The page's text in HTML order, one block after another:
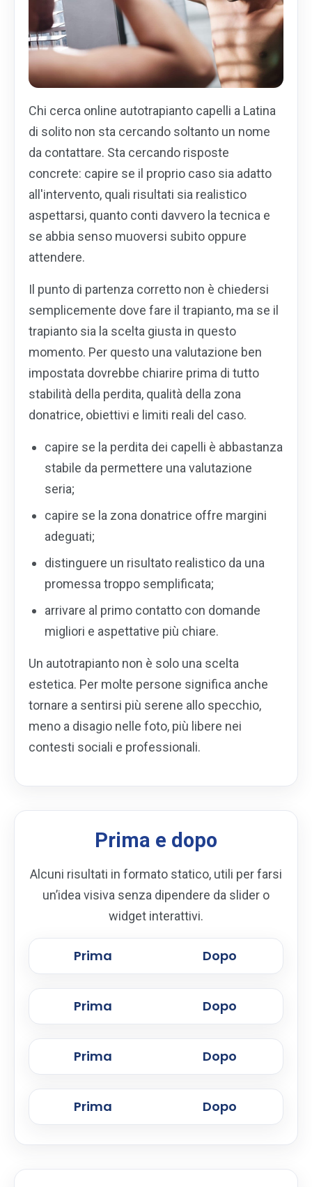
Chi cerca online autotrapianto capelli a Latina
di solito non sta cercando soltanto un nome
da contattare. Sta cercando risposte
concrete: capire se il proprio caso sia adatto
all'intervento, quali risultati sia realistico
aspettarsi, quanto conti davvero la tecnica e
se abbia senso muoversi subito oppure
attendere.
Il punto di partenza corretto non è chiedersi
semplicemente dove fare il trapianto, ma se il
trapianto sia la scelta giusta in questo
momento. Per questo una valutazione ben
impostata dovrebbe chiarire prima di tutto
stabilità della perdita, qualità della zona
donatrice, obiettivi e limiti reali del caso.
capire se la perdita dei capelli è abbastanza
stabile da permettere una valutazione
seria;
capire se la zona donatrice offre margini
adeguati;
distinguere un risultato realistico da una
promessa troppo semplificata;
arrivare al primo contatto con domande
migliori e aspettative più chiare.
Un autotrapianto non è solo una scelta
estetica. Per molte persone significa anche
tornare a sentirsi più serene allo specchio,
meno a disagio nelle foto, più libere nei
contesti sociali e professionali.
Prima e dopo
Alcuni risultati in formato statico, utili per farsi
un’idea visiva senza dipendere da slider o
widget interattivi.
Prima Dopo
Prima Dopo
Prima Dopo
Prima Dopo